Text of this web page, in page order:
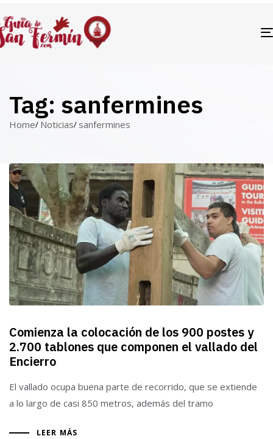
Tag: sanfermines
Home Noticias sanfermines
Comienza la colocación de los 900 postes y
2.700 tablones que componen el vallado del
Encierro
El vallado ocupa buena parte de recorrido, que se extiende
a lo largo de casi 850 metros, además del tramo
LEER MÁS